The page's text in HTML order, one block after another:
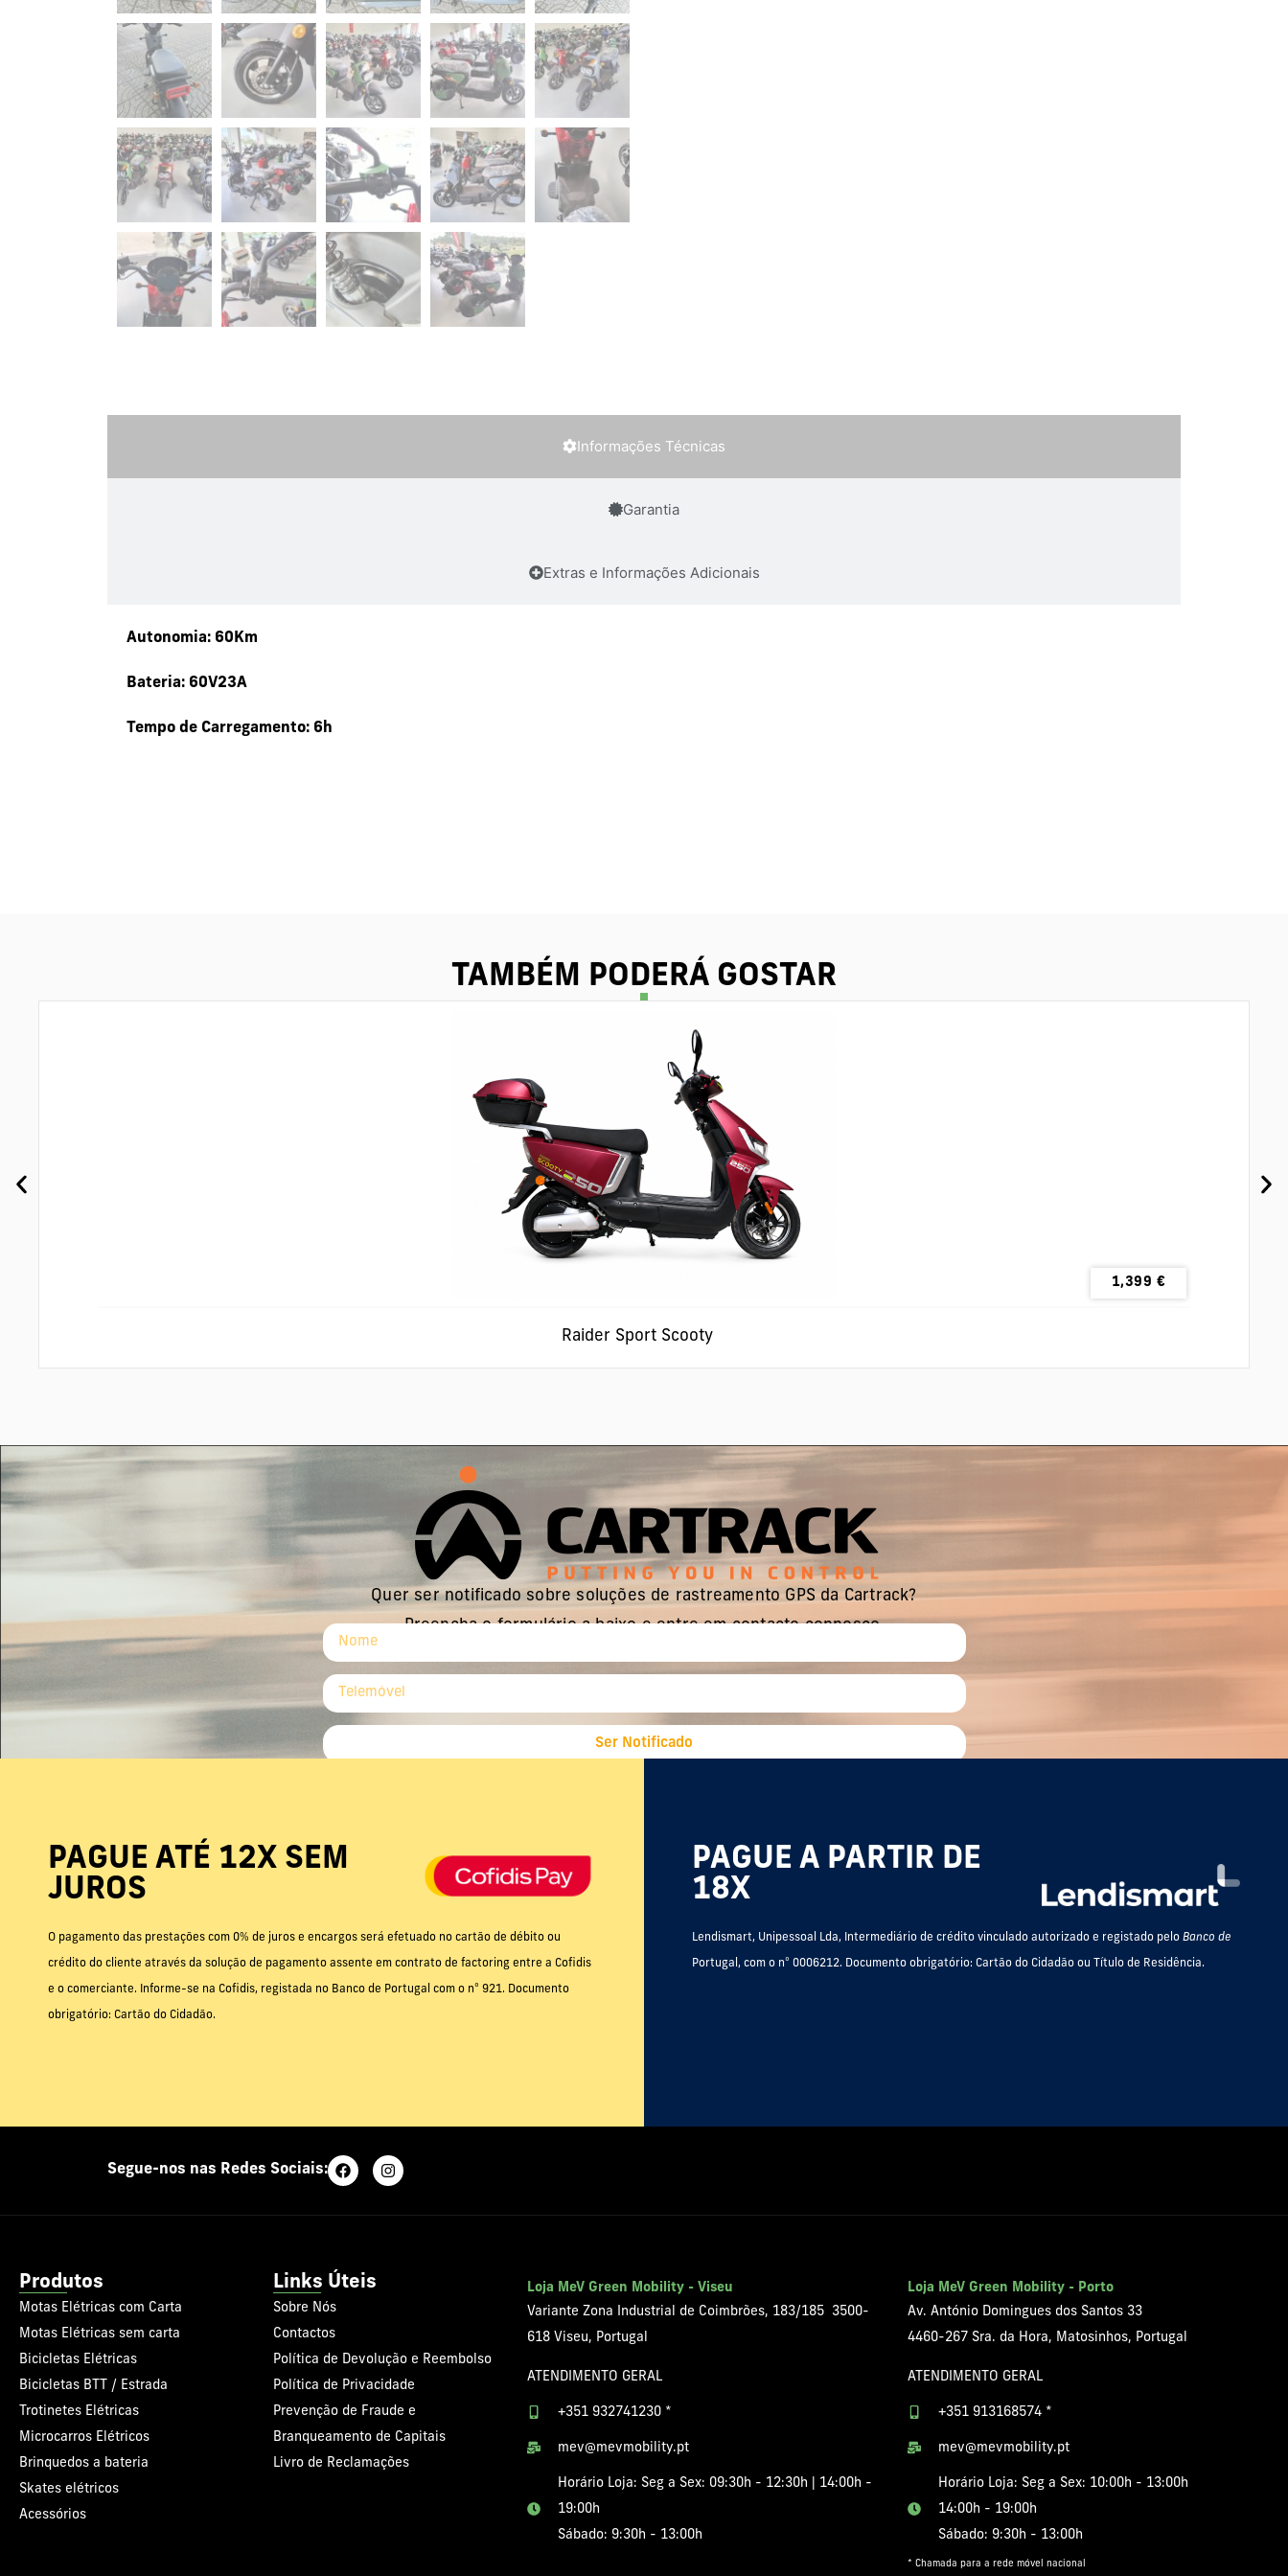
Informações Técnicas
Garantia
Extras e Informações Adicionais
Autonomia: 60Km
Bateria: 60V23A
Tempo de Carregamento: 6h
TAMBÉM PODERÁ GOSTAR
1,399 €
Raider Sport Scooty
Quer ser notificado sobre soluções de rastreamento GPS da Cartrack?
Preencha o formulário a baixo e entre em contacto connosco.
Ser Notificado
PAGUE ATÉ 12X SEM
JUROS
O pagamento das prestações com 0% de juros e encargos será efetuado no cartão de débito ou
crédito do cliente através da solução de pagamento assente em contrato de factoring entre a Cofidis
e o comerciante. Informe-se na Cofidis, registada no Banco de Portugal com o nº 921. Documento
obrigatório: Cartão do Cidadão.
PAGUE A PARTIR DE
18X
Lendismart, Unipessoal Lda, Intermediário de crédito vinculado autorizado e registado pelo Banco de
Portugal, com o nº 0006212. Documento obrigatório: Cartão do Cidadão ou Título de Residência.
Segue-nos nas Redes Sociais:
Produtos
Motas Elétricas com Carta
Motas Elétricas sem carta
Bicicletas Elétricas
Bicicletas BTT / Estrada
Trotinetes Elétricas
Microcarros Elétricos
Brinquedos a bateria
Skates elétricos
Acessórios
Links Úteis
Sobre Nós
Contactos
Política de Devolução e Reembolso
Política de Privacidade
Prevenção de Fraude e
Branqueamento de Capitais
Livro de Reclamações
Loja MeV Green Mobility - Viseu
Variante Zona Industrial de Coimbrões, 183/185 3500-
618 Viseu, Portugal
ATENDIMENTO GERAL
+351 932741230 *
mev@mevmobility.pt
Horário Loja: Seg a Sex: 09:30h - 12:30h | 14:00h -
19:00h
Sábado: 9:30h - 13:00h
Loja MeV Green Mobility - Porto
Av. António Domingues dos Santos 33
4460-267 Sra. da Hora, Matosinhos, Portugal
ATENDIMENTO GERAL
+351 913168574 *
mev@mevmobility.pt
Horário Loja: Seg a Sex: 10:00h - 13:00h
14:00h - 19:00h
Sábado: 9:30h - 13:00h
* Chamada para a rede móvel nacional